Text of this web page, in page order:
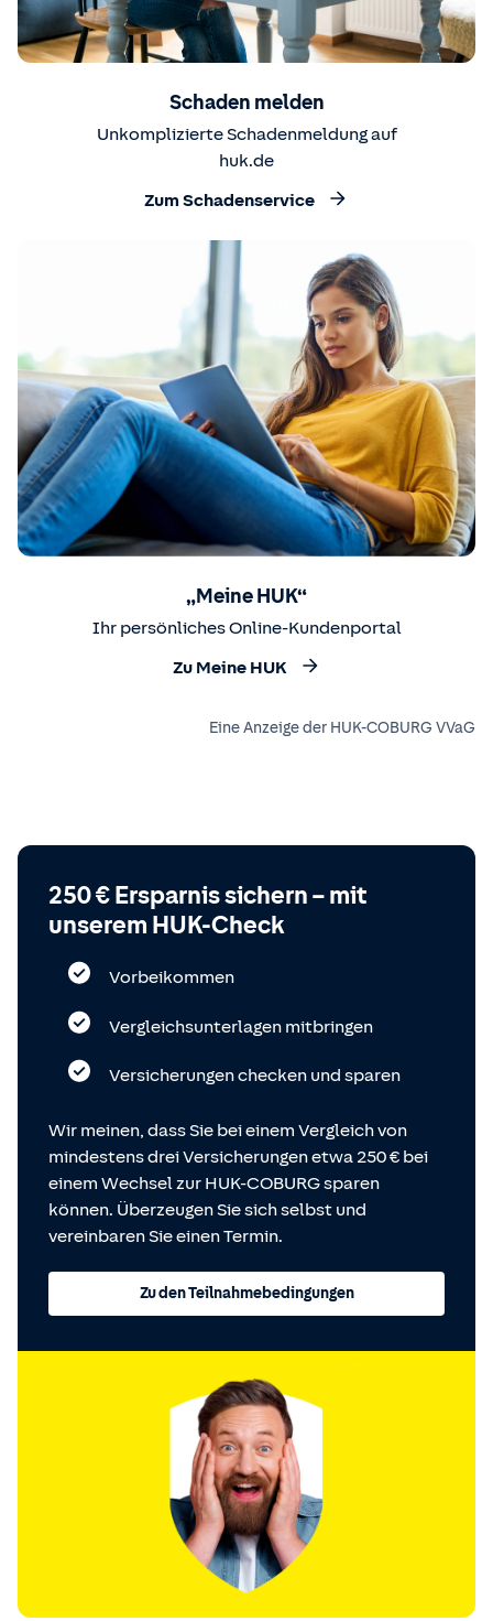
Schaden melden
Unkomplizierte Schadenmeldung auf
huk.de
Zum Schadenservice
„Meine HUK“
Ihr persönliches Online-Kundenportal
Zu Meine HUK
Eine Anzeige der HUK-COBURG VVaG
250 € Ersparnis sichern – mit
unserem HUK-Check
Vorbeikommen
Vergleichsunterlagen mitbringen
Versicherungen checken und sparen
Wir meinen, dass Sie bei einem Vergleich von
mindestens drei Versicherungen etwa 250 € bei
einem Wechsel zur HUK-COBURG sparen
können. Überzeugen Sie sich selbst und
vereinbaren Sie einen Termin.
Zu den Teilnahmebedingungen